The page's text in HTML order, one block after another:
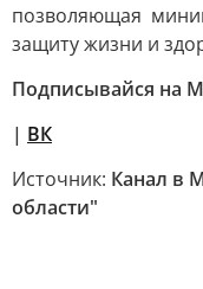
позволяющая
защиту жизни и
Подписывайся на
| ВК
Источник: Канал в
области"